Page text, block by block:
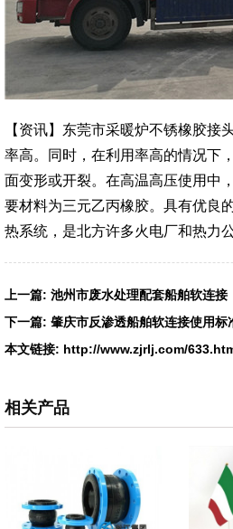
【资讯】东莞市采暖炉不锈橡胶
率高。同时，在利用率高的情况下
面变形或开裂。在高温高压使用中
要材料为三元乙丙橡胶。具有优良
热系统，是北方许多火电厂和热力
上一篇: 池州市废水处理配套船舶软连接
下一篇: 肇庆市反渗透船舶软连接使用标
本文链接: http://www.zjrlj.com/
相关产品